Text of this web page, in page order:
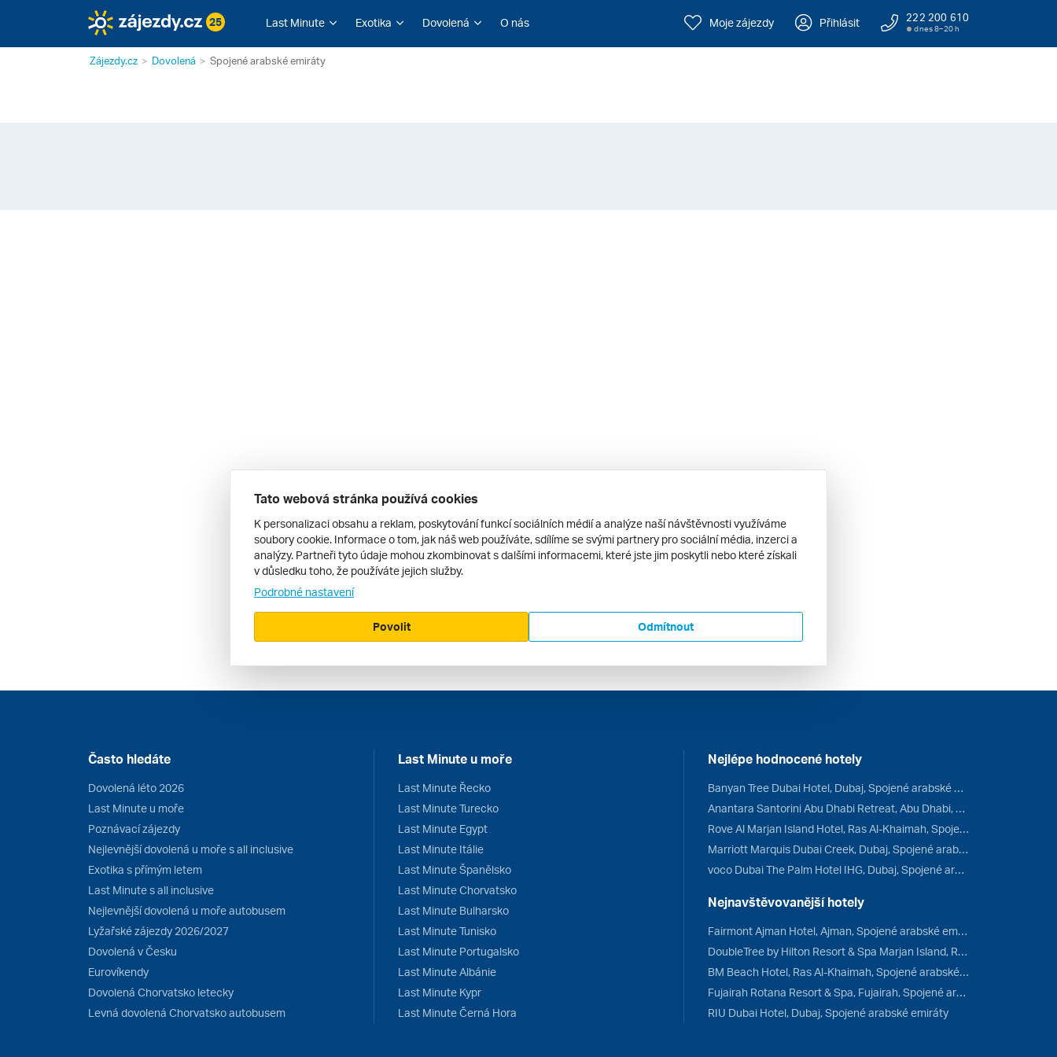
25 Last Minute Exotika Dovolená O nás Moje zájezdy Přihlásit 222 200 610
dnes 8–20 h
Zájezdy.cz Dovolená Spojené arabské emiráty
Často hledáte
Dovolená léto 2026
Last Minute u moře
Poznávací zájezdy
Nejlevnější dovolená u moře s all inclusive
Exotika s přímým letem
Last Minute s all inclusive
Nejlevnější dovolená u moře autobusem
Lyžařské zájezdy 2026/2027
Dovolená v Česku
Eurovíkendy
Dovolená Chorvatsko letecky
Levná dovolená Chorvatsko autobusem
Last Minute u moře
Last Minute Řecko
Last Minute Turecko
Last Minute Egypt
Last Minute Itálie
Last Minute Španělsko
Last Minute Chorvatsko
Last Minute Bulharsko
Last Minute Tunisko
Last Minute Portugalsko
Last Minute Albánie
Last Minute Kypr
Last Minute Černá Hora
Nejlépe hodnocené hotely
Banyan Tree Dubai Hotel, Dubaj, Spojené arabské emiráty
Anantara Santorini Abu Dhabi Retreat, Abu Dhabi, Spojené arabské emiráty
Rove Al Marjan Island Hotel, Ras Al-Khaimah, Spojené arabské emiráty
Marriott Marquis Dubai Creek, Dubaj, Spojené arabské emiráty
voco Dubai The Palm Hotel IHG, Dubaj, Spojené arabské emiráty
Nejnavštěvovanější hotely
Fairmont Ajman Hotel, Ajman, Spojené arabské emiráty
DoubleTree by Hilton Resort & Spa Marjan Island, Ras Al-Khaimah, Spojené arabské emiráty
BM Beach Hotel, Ras Al-Khaimah, Spojené arabské emiráty
Fujairah Rotana Resort & Spa, Fujairah, Spojené arabské emiráty
RIU Dubai Hotel, Dubaj, Spojené arabské emiráty
Tato webová stránka používá cookies
K personalizaci obsahu a reklam, poskytování funkcí sociálních médií a analýze naší návštěvnosti využíváme
soubory cookie. Informace o tom, jak náš web používáte, sdílíme se svými partnery pro sociální média, inzerci a
analýzy. Partneři tyto údaje mohou zkombinovat s dalšími informacemi, které jste jim poskytli nebo které získali
v důsledku toho, že používáte jejich služby.
Podrobné nastavení
Odmítnout
Povolit